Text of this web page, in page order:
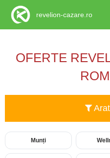
OFERTE
Munți
revelion-cazare.ro